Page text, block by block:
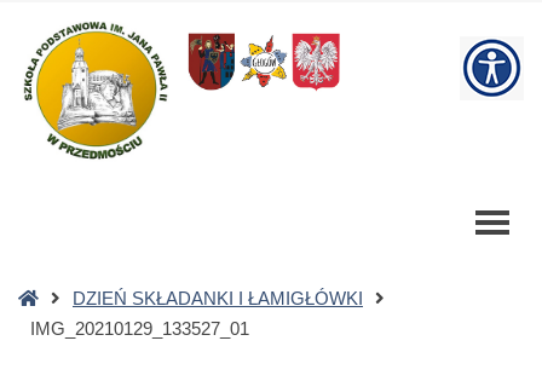
Szkoła
Podstawowa
Strona
główna
DZIEŃ SKŁADANKI I ŁAMIGŁÓWKI
IMG_20210129_133527_01